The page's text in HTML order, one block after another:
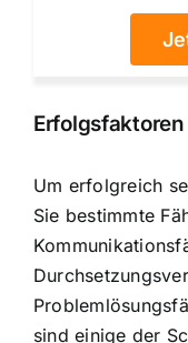
Um erfolgreich
Sie bestimmte
sind einige der